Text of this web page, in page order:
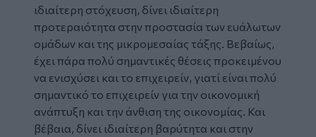
ιδιαίτερη στόχευση, δίνει ιδιαίτερη
προτεραιότητα στην προστασία των ευάλωτων
ομάδων και της μικρομεσαίας τάξης. Βεβαίως,
έχει πάρα πολύ σημαντικές θέσεις προκειμένου
να ενισχύσει και το επιχειρείν, γιατί είναι πολύ
σημαντικό το επιχειρείν για την οικονομική
ανάπτυξη και την άνθιση της οικονομίας. Και
βέβαια, δίνει ιδιαίτερη βαρύτητα και στην